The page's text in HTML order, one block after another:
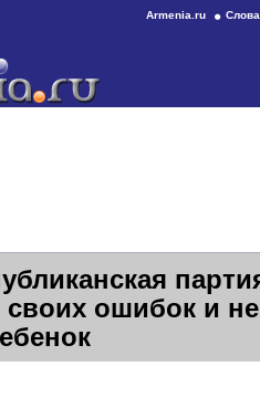
Armenia.ru
своих ошибок и